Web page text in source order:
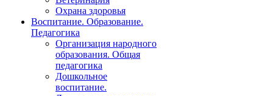
Охрана здоровья
Воспитание. Образование.
Педагогика
Организация народного
образования. Общая
педагогика
Дошкольное
воспитание.